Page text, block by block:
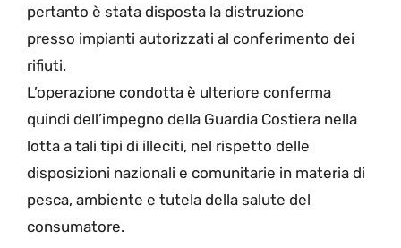
pertanto è stata disposta la distruzione
presso impianti autorizzati al conferimento dei
rifiuti.
L’operazione condotta è ulteriore conferma
quindi dell’impegno della Guardia Costiera nella
lotta a tali tipi di illeciti, nel rispetto delle
disposizioni nazionali e comunitarie in materia di
pesca, ambiente e tutela della salute del
consumatore.